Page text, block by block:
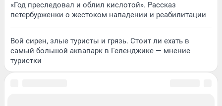
«Год преследовал и облил кислотой». Рассказ
петербурженки о жестоком нападении и реабилитации
Вой сирен, злые туристы и грязь. Стоит ли ехать в
самый большой аквапарк в Геленджике — мнение
туристки